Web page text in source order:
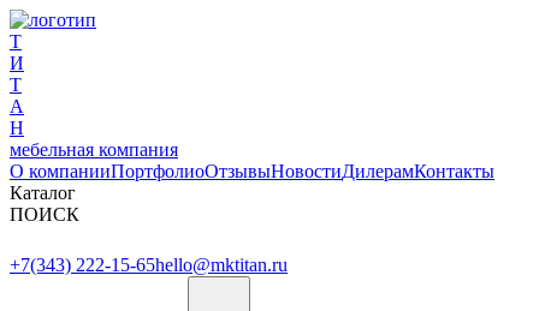
Т
И
Т
А
Н
мебельная компания
О компанииПортфолиоОтзывыНовостиДилерамКонтакты
Каталог
ПОИСК
+7(343) 222-15-65hello@mktitan.ru